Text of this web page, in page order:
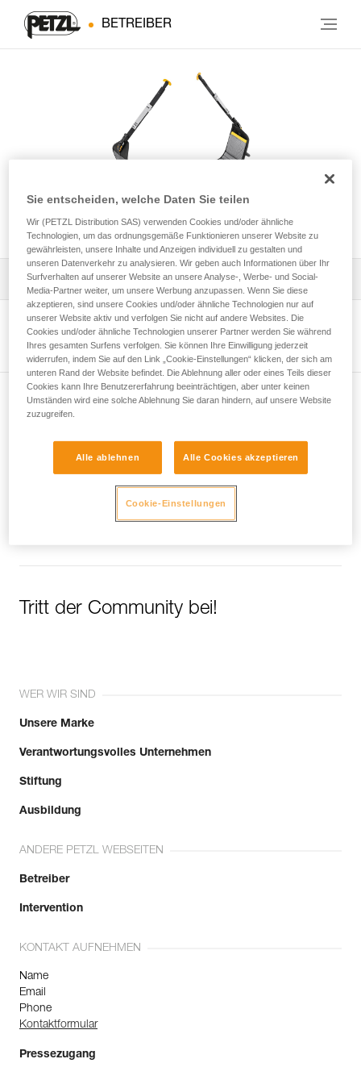
BETREIBER
PODIUM
Die Gebrauchsanleitung herunterladen
Technical Notice
Produktseite ansehen
Newsletter abonnieren
und auf dem Laufenden bleiben
Tritt der Community bei!
WER WIR SIND
Unsere Marke
Verantwortungsvolles Unternehmen
Stiftung
Ausbildung
ANDERE PETZL WEBSEITEN
Betreiber
Intervention
KONTAKT AUFNEHMEN
Name
Email
Phone
Kontaktformular
Pressezugang
Sie entscheiden, welche Daten Sie teilen
Wir (PETZL Distribution SAS) verwenden Cookies und/oder ähnliche
Technologien, um das ordnungsgemäße Funktionieren unserer Website zu
gewährleisten, unsere Inhalte und Anzeigen individuell zu gestalten und
unseren Datenverkehr zu analysieren. Wir geben auch Informationen über Ihr
Surfverhalten auf unserer Website an unsere Analyse-, Werbe- und Social-
Media-Partner weiter, um unsere Werbung anzupassen. Wenn Sie diese
akzeptieren, sind unsere Cookies und/oder ähnliche Technologien nur auf
unserer Website aktiv und verfolgen Sie nicht auf andere Websites. Die
Cookies und/oder ähnliche Technologien unserer Partner werden Sie während
Ihres gesamten Surfens verfolgen. Sie können Ihre Einwilligung jederzeit
widerrufen, indem Sie auf den Link „Cookie-Einstellungen“ klicken, der sich am
unteren Rand der Website befindet. Die Ablehnung aller oder eines Teils dieser
Cookies kann Ihre Benutzererfahrung beeinträchtigen, aber unter keinen
Umständen wird eine solche Ablehnung Sie daran hindern, auf unsere Website
zuzugreifen.
Alle ablehnen Alle Cookies akzeptieren
Cookie-Einstellungen